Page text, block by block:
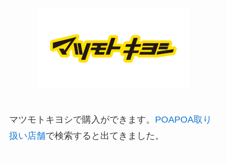
マツモトキヨシで購入ができます。 POAPOA取り
扱い店舗で検索すると出てきました。